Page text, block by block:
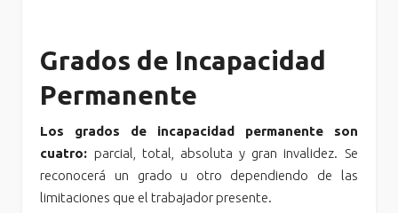
Grados de Incapacidad
Permanente
Los grados de incapacidad permanente son
cuatro: parcial, total, absoluta y gran invalidez. Se
reconocerá un grado u otro dependiendo de las
limitaciones que el trabajador presente.